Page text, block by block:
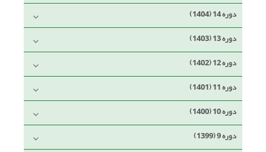
دوره 14 (1404)
دوره 13 (1403)
دوره 12 (1402)
دوره 11 (1401)
دوره 10 (1400)
دوره 9 (1399)